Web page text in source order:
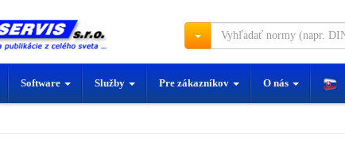
Software Služby Pre zákazníkov O nás